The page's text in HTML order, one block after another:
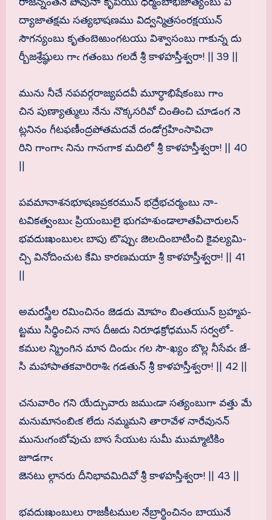
ద్యాజాతక్షమ సత్యభాషణము విద్వన్మిత్రసంరక్షయున్
సౌగన్యంబు కృతంబెఱుంగటయు విశ్వాసంబు గాకున్న దు
ర్బీజశ్రేష్థులు గాఁ గతంబు గలదే శ్రీ కాళహస్తీశ్వరా! || 39 ||
మును నీచే నపవర్గరాజ్యపదవీ మూర్ధాభిషేకంబు గాం
చిన పుణ్యాత్ములు నేను నొక్కసరివో చింతించి చూడంగ నె
ట్లనినం గీటఫణీంద్రపోతమదవే దండోగ్రహింసావిచా
రిని గాంగాఁ నిను గానఁగాక మదిలో శ్రీ కాళహస్తీశ్వరా! || 40
పవమానాశనభూషణప్రకరమున్ భద్రేభచర్మంబు నా-
టవికత్వంబుఁ ప్రియంబులై భుగహశుండాలాతవీచారులన్
భవదుఃఖంబులఁ బాపు టొప్పుఁ జెలఁదింబాటించి కైవల్యమి-
చ్చి వినోదించుట కేమి కారణమయా శ్రీ కాళహస్తీశ్వరా! || 41
అమరస్త్రీల రమించినం జెడదు మోహం బింతయున్ బ్రహ్మప-
ట్టము సిధ్ధించిన నాస దీఱదు నిరూఢక్రోధమున్ సర్వలో-
కముల న్మ్రింగిన మాన దిందుఁ గల సౌ-ఖ్యం బొల్ల నీసేవఁ జే-
సి మహాపాతకవారిరాశిఁ గడతున్ శ్రీ కాళహస్తీశ్వరా! || 42 ||
చనువారిం గని యేద్చువారు జముఁడా సత్యంబుగా వత్తు మే
మనుమానంబిఁక లేదు నమ్మమని తారావేళ నారేవునన్
మునుఁగంబోవుచు బాస సేయుట సుమీ ముమ్మాటికిం
జూడగాఁ
జెనటు ల్గానరు దీనిభావమిదివో శ్రీ కాళహస్తీశ్వరా! || 43 ||
భవదుఃఖంబులు రాజకీటముల నేబ్రార్ధించినం బాయునే